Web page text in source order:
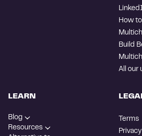
How
Build
All our
LEARN
Blog
Resources
Terms
Privacy